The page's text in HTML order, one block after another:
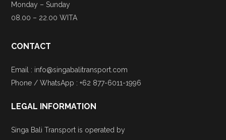
Monday – Sunday
08.00 – 22.00 WITA
CONTACT
Email : info@singabalitransport.com
Phone / WhatsApp : +62 877-6011-1996
LEGAL INFORMATION
Singa Bali Transport is operated by